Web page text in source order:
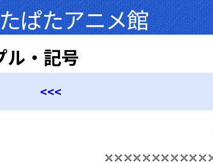
ぱたアニメ館
ル・記号
<<<